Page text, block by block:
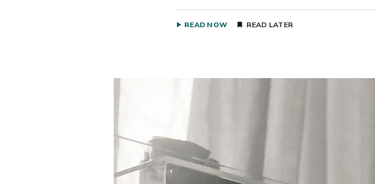
READ NOW READ LATER